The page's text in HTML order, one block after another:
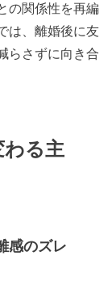
の関係性を再編
は、離婚後に友
らさずに向き合
わる主
感のズレ